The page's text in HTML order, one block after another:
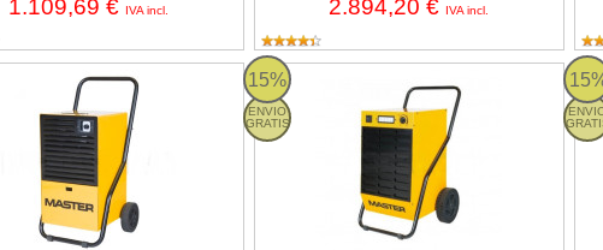
1.109,69 € IVA incl. 2.894,20 € IVA incl.
26 - Deshumidificador profesional de 27l/24h - 405m3
15%
ENVIO
GRATIS
Master DH 62 - Deshumidificador